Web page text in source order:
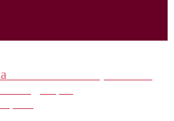
тенденции